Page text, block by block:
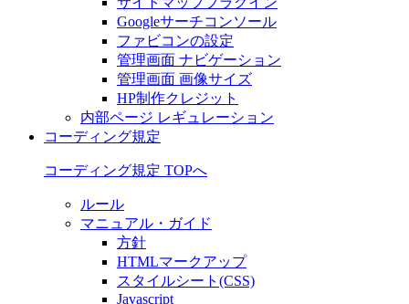
Googleサーチコンソール
ファビコンの設定
管理画面 ナビゲーション
管理画面 画像サイズ
HP制作クレジット
内部ページ レギュレーション
コーディング規定
コーディング規定 TOPへ
ルール
マニュアル・ガイド
方針
HTMLマークアップ
スタイルシート(CSS)
Javascript